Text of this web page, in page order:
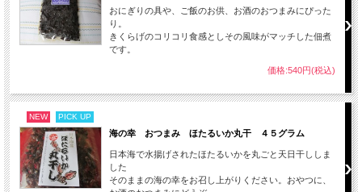
おにぎりの具や、ご飯のお供、お酒のおつまみにぴった
り。
きくらげのコリコリ食感としその風味がマッチした佃煮
です。
価格:540円(税込)
NEW PICK UP
海の幸 おつまみ ほたるいか丸干 ４５グラム
日本海で水揚げされたほたるいかを丸ごと天日干ししま
した
そのままの海の幸をお召し上がりください。おやつに、